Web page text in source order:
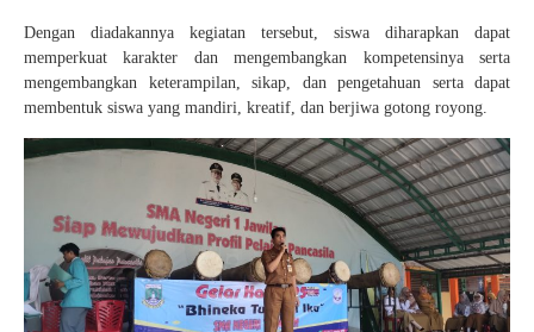
Dengan diadakannya kegiatan tersebut, siswa diharapkan dapat
memperkuat karakter dan mengembangkan kompetensinya serta
mengembangkan keterampilan, sikap, dan pengetahuan serta dapat
membentuk siswa yang mandiri, kreatif, dan berjiwa gotong royong.